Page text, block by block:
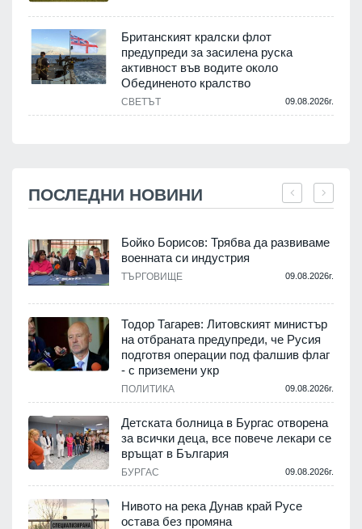
Британският кралски флот
предупреди за засилена руска
активност във водите около
Обединеното кралство
СВЕТЪТ 09.08.2026г.
ПОСЛЕДНИ НОВИНИ
Бойко Борисов: Трябва да развиваме
военната си индустрия
ТЪРГОВИЩЕ 09.08.2026г.
Тодор Тагарев: Литовският министър
на отбраната предупреди, че Русия
подготвя операции под фалшив флаг
- с приземени укр
ПОЛИТИКА 09.08.2026г.
Детската болница в Бургас отворена
за всички деца, все повече лекари се
връщат в България
БУРГАС 09.08.2026г.
Нивото на река Дунав край Русе
остава без промяна